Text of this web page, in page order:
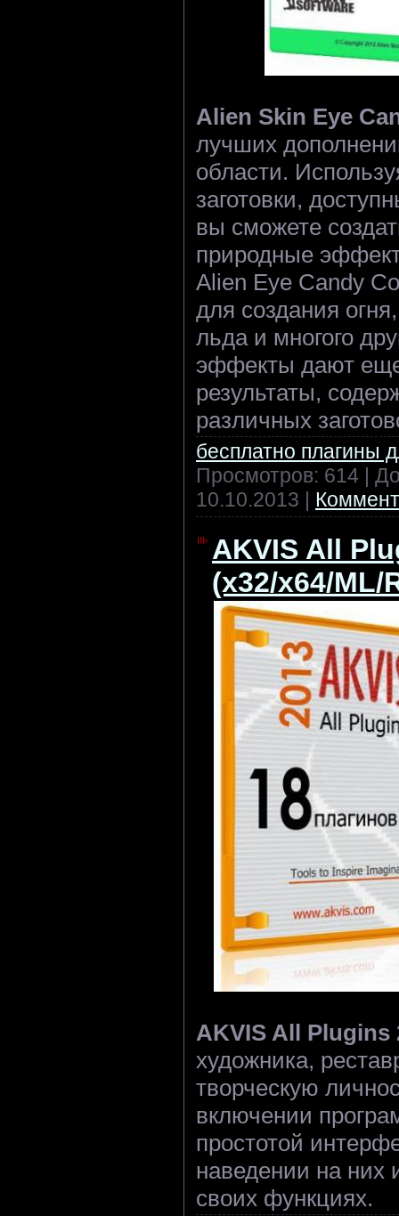
Alien Skin Eye
лучших
области.
заготовки,
вы сможете
природные
Alien Eye Candy
для создания
льда и многого
эффекты дают
результаты,
различных
бесплатно плагины
Просмотров: 614 |
10.10.2013 |
AKVIS All
(x32/x64/ML/
AKVIS All Plugins
художника,
творческую
включении
простотой
наведении на них
своих функциях.